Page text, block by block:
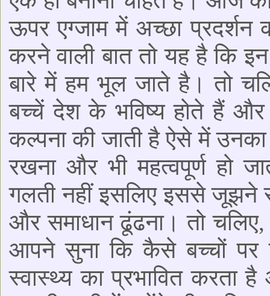
ऊपर एग्जाम में अच्छा प्रदर्शन
करने वाली बात तो यह है कि
बारे में हम भूल जाते है। तो
बच्चें देश के भविष्य होते हैं और
कल्पना की जाती है ऐसे में
रखना और भी महत्वपूर्ण हो
गलती नहीं इसलिए इससे
और समाधान ढूंढना। तो
आपने सुना कि कैसे बच्चों पर
स्वास्थ्य का प्रभावित